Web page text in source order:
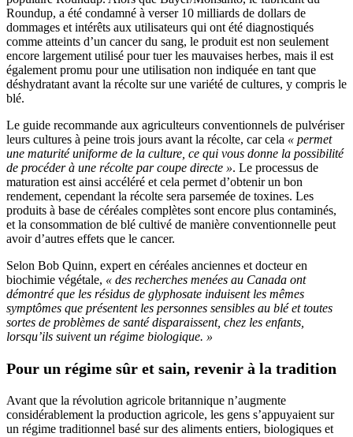
Roundup, a été condamné à verser 10 milliards de dollars de
dommages et intérêts aux utilisateurs qui ont été diagnostiqués
comme atteints d’un cancer du sang, le produit est non seulement
encore largement utilisé pour tuer les mauvaises herbes, mais il est
également promu pour une utilisation non indiquée en tant que
déshydratant avant la récolte sur une variété de cultures, y compris le
blé.
Le guide recommande aux agriculteurs conventionnels de pulvériser
leurs cultures à peine trois jours avant la récolte, car cela « permet
une maturité uniforme de la culture, ce qui vous donne la possibilité
de procéder à une récolte par coupe directe ». Le processus de
maturation est ainsi accéléré et cela permet d’obtenir un bon
rendement, cependant la récolte sera parsemée de toxines. Les
produits à base de céréales complètes sont encore plus contaminés,
et la consommation de blé cultivé de manière conventionnelle peut
avoir d’autres effets que le cancer.
Selon Bob Quinn, expert en céréales anciennes et docteur en
biochimie végétale, « des recherches menées au Canada ont
démontré que les résidus de glyphosate induisent les mêmes
symptômes que présentent les personnes sensibles au blé et toutes
sortes de problèmes de santé disparaissent, chez les enfants,
lorsqu’ils suivent un régime biologique. »
Pour un régime sûr et sain, revenir à la tradition
Avant que la révolution agricole britannique n’augmente
considérablement la production agricole, les gens s’appuyaient sur
un régime traditionnel basé sur des aliments entiers, biologiques et